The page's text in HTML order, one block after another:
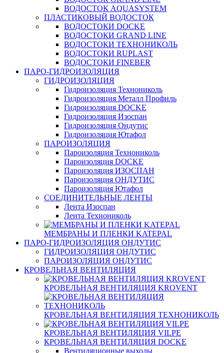
ВОДОСТОК AQUASYSTEM
ПЛАСТИКОВЫЙ ВОДОСТОК
ВОДОСТОКИ DOCKE
ВОДОСТОКИ GRAND LINE
ВОДОСТОКИ ТЕХНОНИКОЛЬ
ВОДОСТОКИ RUPLAST
ВОДОСТОКИ FINEBER
ПАРО-ГИДРОИЗОЛЯЦИЯ
ГИДРОИЗОЛЯЦИЯ
Гидроизоляция Технониколь
Гидроизоляция Металл Профиль
Гидроизоляция DOCKE
Гидроизоляция Изоспан
Гидроизоляция Ондутис
Гидроизоляция Ютафол
ПАРОИЗОЛЯЦИЯ
Пароизоляция Технониколь
Пароизоляция DOCKE
Пароизоляция ИЗОСПАН
Пароизоляция ОНДУТИС
Пароизоляция Ютафол
СОЕДИНИТЕЛЬНЫЕ ЛЕНТЫ
Лента Изоспан
Лента Технониколь
МЕМБРАНЫ И ПЛЕНКИ KATEPAL
ПАРО-ГИДРОИЗОЛЯЦИЯ ОНДУТИС
ГИДРОИЗОЛЯЦИЯ ОНДУТИС
ПАРОИЗОЛЯЦИЯ ОНДУТИС
КРОВЕЛЬНАЯ ВЕНТИЛЯЦИЯ
КРОВЕЛЬНАЯ ВЕНТИЛЯЦИЯ KROVENT
КРОВЕЛЬНАЯ ВЕНТИЛЯЦИЯ ТЕХНОНИКОЛЬ
КРОВЕЛЬНАЯ ВЕНТИЛЯЦИЯ VILPE
КРОВЕЛЬНАЯ ВЕНТИЛЯЦИЯ DOCKE
Вентиляционные выходы